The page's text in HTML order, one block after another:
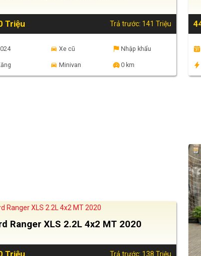
Triệu Trả trước: 141 Triệu
Xe cũ Nhập khẩu
Minivan 0 km
Ranger XLS 2.2L 4x2 MT 2020
Trả trước: 138 Triệu